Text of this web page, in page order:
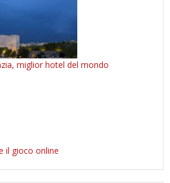
miglior hotel del mondo
il gioco online